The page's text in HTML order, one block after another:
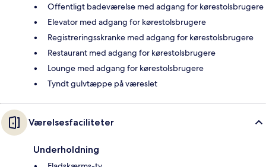
Offentligt badeværelse med adgang for kørestolsbrugere
Elevator med adgang for kørestolsbrugere
Registreringsskranke med adgang for kørestolsbrugere
Restaurant med adgang for kørestolsbrugere
Lounge med adgang for kørestolsbrugere
Tyndt gulvtæppe på væreslet
Værelsesfaciliteter
Underholdning